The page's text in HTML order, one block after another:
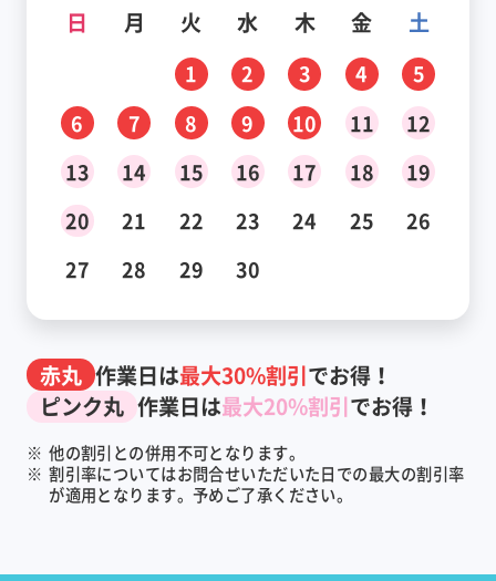
日 月 火 水 木 金 土
1 2 3 4
5
6
7 8 9 10 11
12
13
14 15 16 17 18
19
20
21 22 23 24 25
26
27
28 29 30
赤丸 作業日は最大30%割引でお得！
ピンク丸 作業日は最大20%割引でお得！
※ 他の割引との併用不可となります。
※ 割引率についてはお問合せいただいた日での最大の割引率
が適用となります。予めご了承ください。